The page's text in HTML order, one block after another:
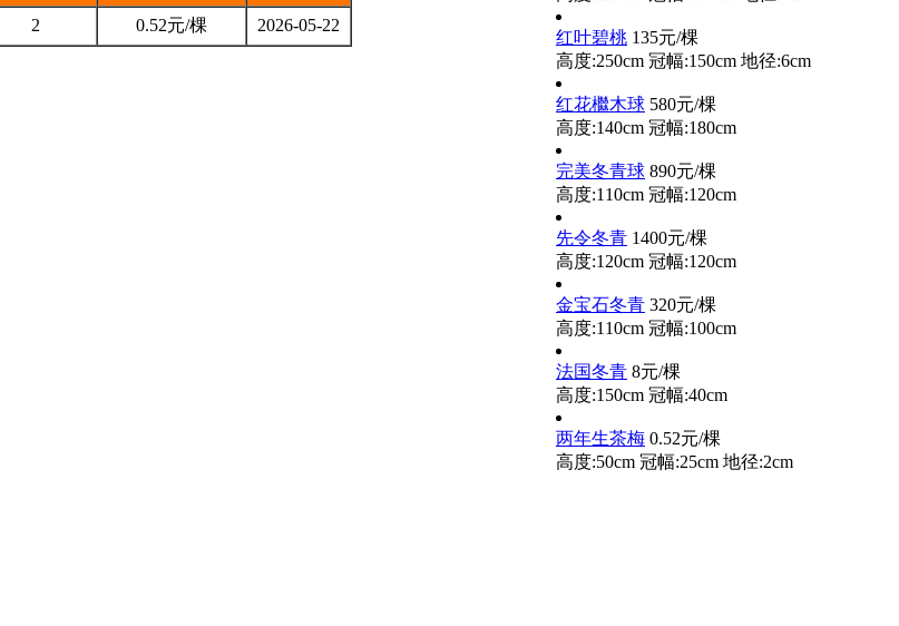
2 0.52元/棵
2026-05-22
红叶碧桃 135元/棵
高度:250cm 冠幅:150cm 地径:6cm
红花檵木球 580元/棵
高度:140cm 冠幅:180cm
完美冬青球 890元/棵
高度:110cm 冠幅:120cm
先令冬青 1400元/棵
高度:120cm 冠幅:120cm
金宝石冬青 320元/棵
高度:110cm 冠幅:100cm
法国冬青 8元/棵
高度:150cm 冠幅:40cm
两年生茶梅 0.52元/棵
高度:50cm 冠幅:25cm 地径:2cm